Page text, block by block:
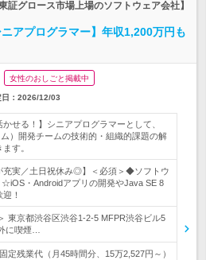
証グロース市場上場のソフトウェア会社】
アプログラマー】年収1,200万円も
女性のおしごと掲載中
： 2026/12/03
かせる！】シニアプログラマーとして、
）開発チームの技術的・組織的課題の解
す。
充実／土日祝休み◎】＜必須＞◆ソフトウ
☆iOS・Androidアプリの開発やJava SE 8
！
東京都渋谷区渋谷1-2-5 MFPR渋谷ビル5
に喫煙…
定残業代（月45時間分、15万2,527円～）